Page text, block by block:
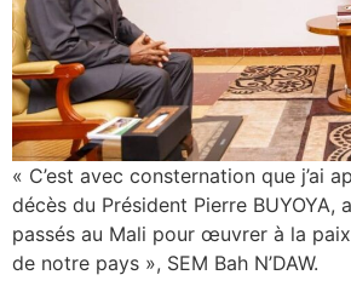
« C’est avec consternation que j’ai
décès du Président Pierre BUYOYA,
passés au Mali pour œuvrer à la
de notre pays », SEM Bah N’DAW.